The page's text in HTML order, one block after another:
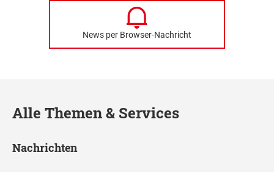
News per Browser-Nachricht
Alle Themen & Services
Nachrichten